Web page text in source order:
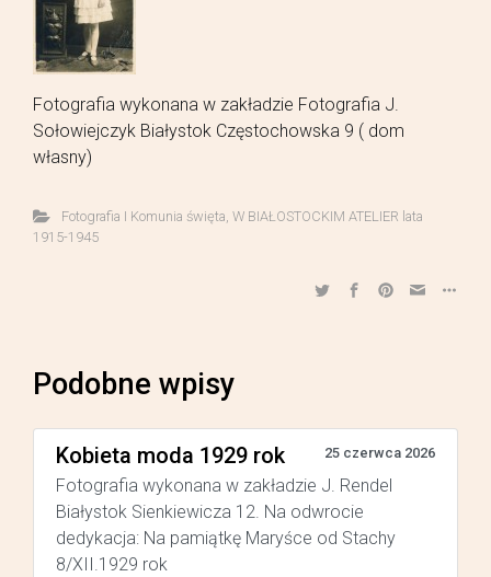
Fotografia wykonana w zakładzie Fotografia J.
Sołowiejczyk Białystok Częstochowska 9 ( dom
własny)
Fotografia I Komunia święta W BIAŁOSTOCKIM ATELIER lata
1915-1945
Podobne wpisy
Kobieta moda 1929 rok 25 czerwca 2026
Fotografia wykonana w zakładzie J. Rendel
Białystok Sienkiewicza 12. Na odwrocie
dedykacja: Na pamiątkę Maryśce od Stachy
8/XII.1929 rok